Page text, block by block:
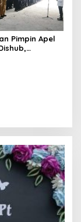
Pimpin Apel